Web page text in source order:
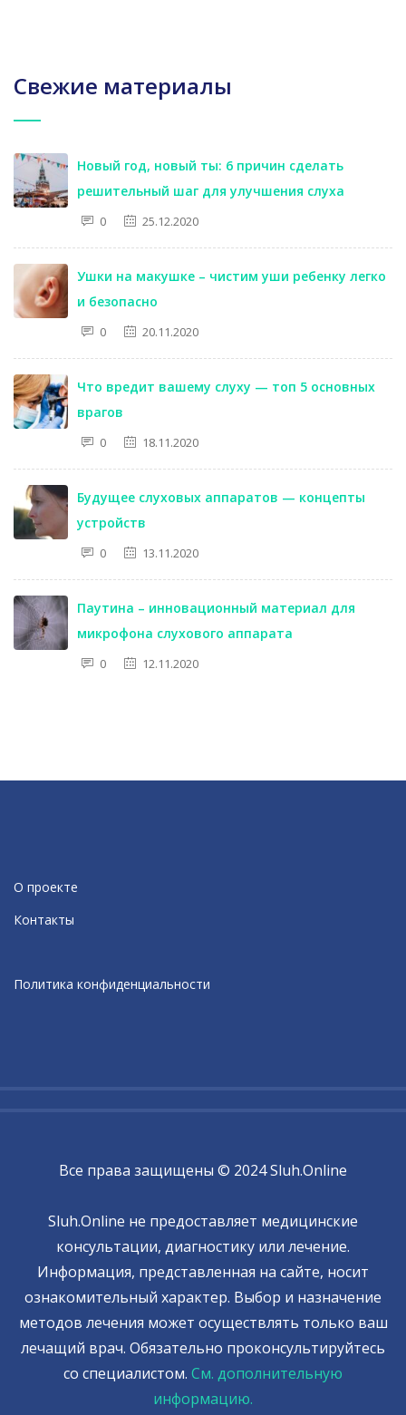
Свежие материалы
Новый год, новый ты: 6 причин сделать
решительный шаг для улучшения слуха
0 25.12.2020
Ушки на макушке – чистим уши ребенку легко
и безопасно
0 20.11.2020
Что вредит вашему слуху — топ 5 основных
врагов
0 18.11.2020
Будущее слуховых аппаратов — концепты
устройств
0 13.11.2020
Паутина – инновационный материал для
микрофона слухового аппарата
0 12.11.2020
О проекте
Контакты
Политика конфиденциальности
Все права защищены © 2024 Sluh.Online
Sluh.Online не предоставляет медицинские
консультации, диагностику или лечение.
Информация, представленная на сайте, носит
ознакомительный характер. Выбор и назначение
методов лечения может осуществлять только ваш
лечащий врач. Обязательно проконсультируйтесь
со специалистом. См. дополнительную
информацию.